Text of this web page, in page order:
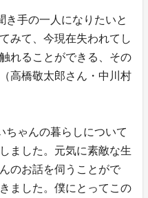
き手の一人になりたいと
みて、今現在失われてし
れることができる、その
高橋敬太郎さん・中川村
ちゃんの暮らしについて
ました。元気に素敵な生
のお話を伺うことがで
ました。僕にとってこの